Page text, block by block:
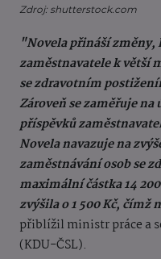
Zdroj: shutterstock.com
"Novela přináší
zaměstnavatele k větší
se zdravotním
Zároveň se zaměřuje
příspěvků
Novela navazuje na
zaměstnávání osob se
maximální částka 14
zvýšila o 1 500 Kč, čímž
přiblížil ministr práce a
(KDU-ČSL).